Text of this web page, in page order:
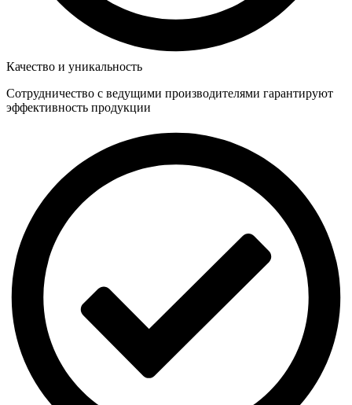
Качество и уникальность
Сотрудничество с ведущими производителями гарантируют
эффективность продукции